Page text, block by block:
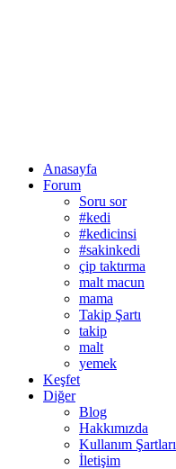
Anasayfa
Forum
Soru sor
#kedi
#kedicinsi
#sakinkedi
çip taktırma
malt macun
mama
Takip Şartı
takip
malt
yemek
Keşfet
Diğer
Blog
Hakkımızda
Kullanım Şartları
İletişim